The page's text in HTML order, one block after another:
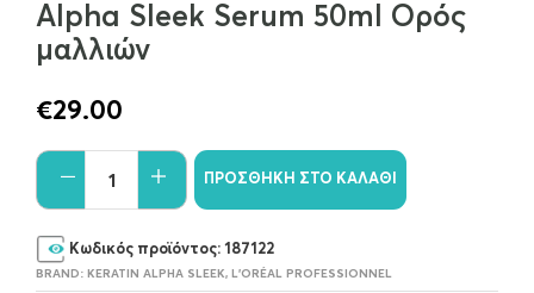
Alpha Sleek Serum 50ml Ορός
μαλλιών
€29.00
ΠΡΟΣΘΉΚΗ ΣΤΟ ΚΑΛΆΘΙ
Κωδικός προϊόντος: 187122
BRAND: KERATIN ALPHA SLEEK, L'ORÉAL PROFESSIONNEL